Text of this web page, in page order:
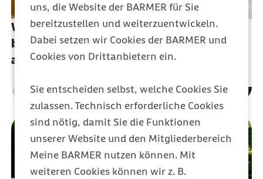
uns, die Website der BARMER für Sie
bereitzustellen und weiterzuentwickeln.
Dabei setzen wir Cookies der BARMER und
Cookies von Drittanbietern ein.
Sie entscheiden selbst, welche Cookies Sie
zulassen. Technisch erforderliche Cookies
sind nötig, damit Sie die Funktionen
unserer Website und den Mitgliederbereich
Meine BARMER nutzen können. Mit
weiteren Cookies können wir z. B.
Wahlrechte der Ärztinnen und Ärzte - nur in
begründeten Ausnahmefällen dürfen Sie
abgelehnt werden
Gesundheit